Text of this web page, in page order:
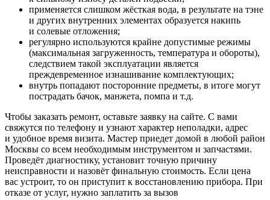
применяется слишком жёсткая вода, в результате на тэне
и других внутренних элементах образуется накипь
и солевые отложения;
регулярно используются крайне допустимые режимы
(максимальная загруженность, температура и обороты),
следствием такой эксплуатации является
преждевременное изнашивание комплектующих;
внутрь попадают посторонние предметы, в итоге могут
пострадать бачок, манжета, помпа и т.д.
Чтобы заказать ремонт, оставьте заявку на сайте. С вами
свяжутся по телефону и узнают характер неполадки, адрес
и удобное время визита. Мастер приедет домой в любой район
Москвы со всем необходимым инструментом и запчастями.
Проведёт диагностику, установит точную причину
неисправности и назовёт финальную стоимость. Если цена
вас устроит, то он приступит к восстановлению прибора. При
отказе от услуг, нужно заплатить за вызов